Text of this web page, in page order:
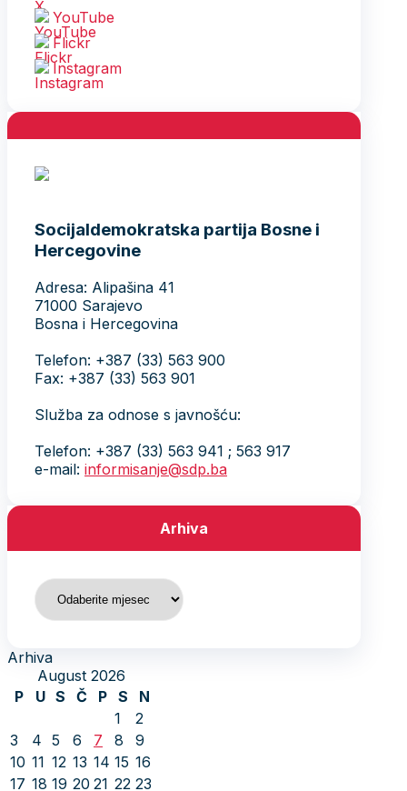
YouTube
Flickr
Instagram
Socijaldemokratska partija Bosne i
Hercegovine
Adresa: Alipašina 41
71000 Sarajevo
Bosna i Hercegovina
Telefon: +387 (33) 563 900
Fax: +387 (33) 563 901
Služba za odnose s javnošću:
Telefon: +387 (33) 563 941 ; 563 917
e-mail: informisanje@sdp.ba
Arhiva
Arhiva
Arhiva
August 2026
P
U S Č P S
N
1
2
3
4 5 6 7 8
9
10 11 12 13 14 15 16
17 18 19 20 21 22 23